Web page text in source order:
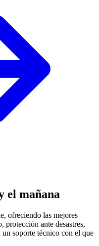
el mañana
ofreciendo las mejores
protección ante desastres,
soporte técnico con el que